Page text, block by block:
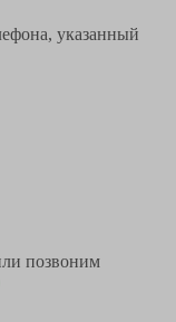
указанный
позвоним